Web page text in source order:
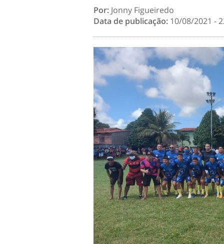
Por: Jonny Figueiredo
Data de publicação: 10/08/2021 -